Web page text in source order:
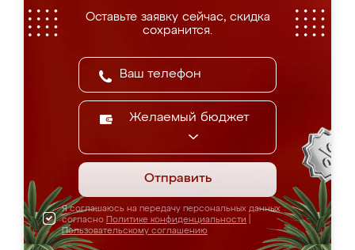
Оставьте заявку сейчас, скидка
сохранится.
Желаемый бюджет
Отправить
Я соглашаюсь на передачу персональных данных
согласно Политике конфиденциальности
Пользовательскому соглашению